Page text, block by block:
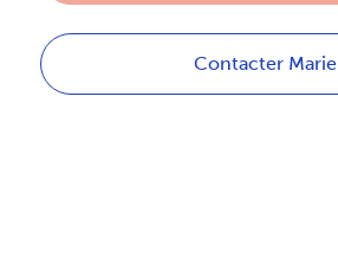
Contacter Marie